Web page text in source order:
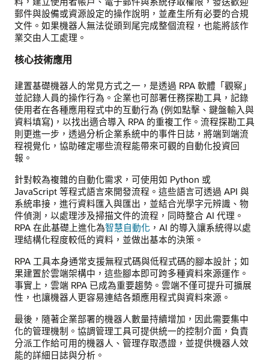
郵件與設備或資源設定的操作說明，並產生所有必要的合規
文件。如果機器人無法從頭到尾完成整個流程，也能將該作
業交由人工處理。
核心技術應用
建置基礎機器人的常見方式之一，是透過 RPA 軟體「觀察」
並記錄人員的操作行為。企業也可部署任務探勘工具，記錄
使用者在各種應用程式中的互動行為 (例如點擊、鍵盤輸入與
資料填寫)，以找出適合導入 RPA 的重複工作。流程探勘工具
則更進一步，透過分析企業系統中的事件日誌，將端到端流
程視覺化，協助確定哪些流程能帶來可觀的自動化投資回
報。
針對較為複雜的自動化需求，可使用如 Python 或
JavaScript 等程式語言來開發流程。這些語言可透過 API 與
系統串接，進行資料匯入與匯出，並結合光學字元辨識、物
件偵測，以處理涉及掃描文件的流程，同時整合 AI 代理。
RPA 在此基礎上進化為智慧自動化 ，AI 的導入讓系統得以處
理結構化程度較低的資料，並做出基本的決策。
RPA 工具本身通常支援無程式碼與低程式碼的腳本設計；如
果建置於雲端架構中，這些腳本即可跨多種資料來源運作。
事實上，雲端 RPA 已成為重要趨勢。雲端不僅可提升可擴展
性，也讓機器人更容易連結各類應用程式與資料來源。
最後，隨著企業部署的機器人數量持續增加，因此需要集中
化的管理機制。協調管理工具可提供統一的控制介面，負責
分派工作給可用的機器人、管理存取憑證，並提供機器人效
能的詳細日誌與分析。